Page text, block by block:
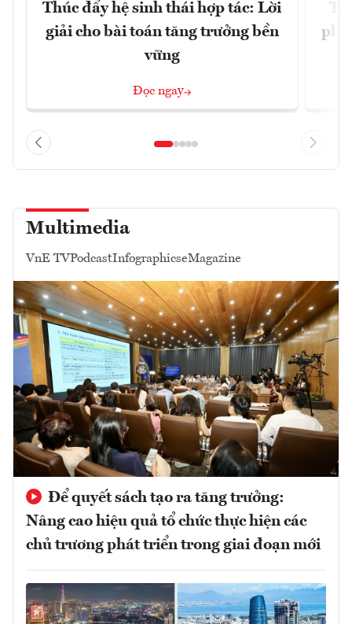
Thúc đẩy hệ sinh thái hợp tác: Lời
giải cho bài toán tăng trưởng bền
vững
Đọc ngay
Multimedia
VnE TVPodcastInfographicseMagazine
Để quyết sách tạo ra tăng trưởng:
Nâng cao hiệu quả tổ chức thực hiện các
chủ trương phát triển trong giai đoạn mới